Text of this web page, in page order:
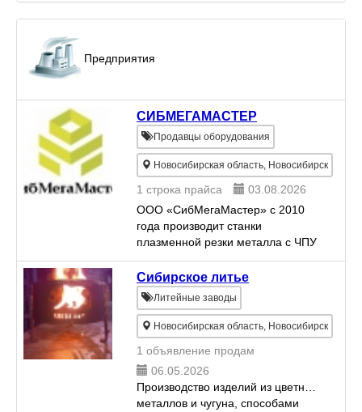
Предприятия
СИБМЕГАМАСТЕР
Продавцы оборудования
Новосибирская область, Новосибирск
1 строка прайса
03.08.2026
ООО «СибМегаМастер» с 2010
года производит станки
плазменной резки металла с ЧПУ
консольного и портального типа
на основе высокоточных
алюминиевых профилей.
Модельный ряд содержит
различные конфигура...
Сибирское литье
Литейные заводы
Новосибирская область, Новосибирск
1 объявление продам
06.05.2026
Производство изделий из цветных
металлов и чугуна, способами